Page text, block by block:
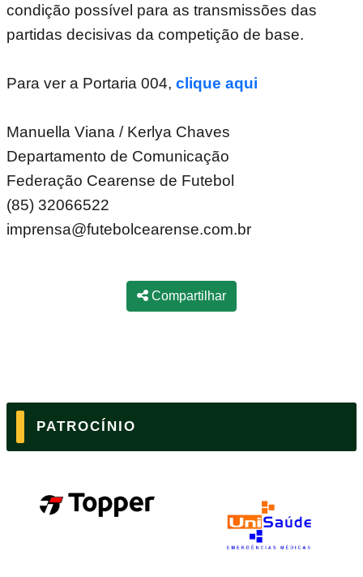
condição possível para as transmissões das
partidas decisivas da competição de base.
Para ver a Portaria 004, clique aqui
Manuella Viana / Kerlya Chaves
Departamento de Comunicação
Federação Cearense de Futebol
(85) 32066522
imprensa@futebolcearense.com.br
Compartilhar
PATROCÍNIO